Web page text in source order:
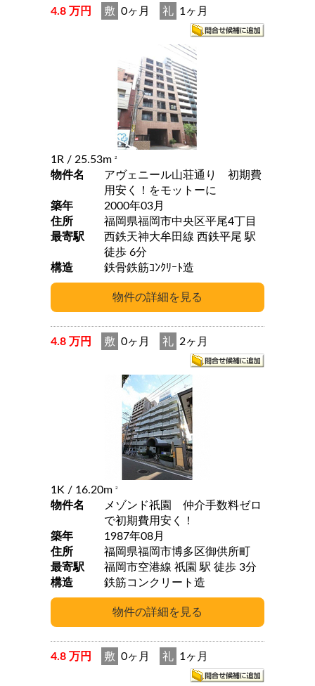
4.8 万円 敷 0ヶ月 礼 1ヶ月
1R / 25.53m 2
物件名
アヴェニール山荘通り 初期費
用安く！をモットーに
築年
2000年03月
住所
福岡県福岡市中央区平尾4丁目
最寄駅
西鉄天神大牟田線 西鉄平尾 駅
徒歩 6分
構造
鉄骨鉄筋ｺﾝｸﾘｰﾄ造
4.8 万円 敷 0ヶ月 礼 2ヶ月
1K / 16.20m 2
物件名
メゾンド祇園 仲介手数料ゼロ
で初期費用安く！
築年
1987年08月
住所
福岡県福岡市博多区御供所町
最寄駅
福岡市空港線 祇園 駅 徒歩 3分
構造
鉄筋コンクリート造
4.8 万円 敷 0ヶ月 礼 1ヶ月